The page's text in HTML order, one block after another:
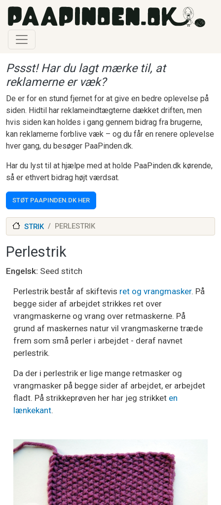
Gå til hovedindhold
Pssst! Har du lagt mærke til, at
reklamerne er væk?
De er for en stund fjernet for at give en bedre oplevelse på
siden. Hidtil har reklameindtægterne dækket driften, men
hvis siden kan holdes i gang gennem bidrag fra brugerne,
kan reklamerne forblive væk – og du får en renere oplevelse
hver gang, du besøger PaaPinden.dk.
Har du lyst til at hjælpe med at holde PaaPinden.dk kørende,
så er ethvert bidrag højt værdsat.
STØT PAAPINDEN.DK HER
STRIK PERLESTRIK
Perlestrik
Engelsk Seed stitch
Perlestrik består af skiftevis ret og vrangmasker. På
begge sider af arbejdet strikkes ret over
vrangmaskerne og vrang over retmaskerne. På
grund af maskernes natur vil vrangmaskerne træde
frem som små perler i arbejdet - deraf navnet
perlestrik.
Da der i perlestrik er lige mange retmasker og
vrangmasker på begge sider af arbejdet, er arbejdet
fladt. På strikkeprøven her har jeg strikket en
lænkekant.